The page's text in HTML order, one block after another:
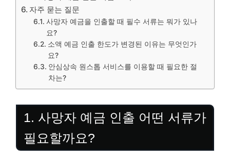
자주 묻는 질문
사망자 예금을 인출할 때 필수 서류는 뭐가 있나
요?
소액 예금 인출 한도가 변경된 이유는 무엇인가
요?
안심상속 원스톱 서비스를 이용할 때 필요한 절
차는?
1. 사망자 예금 인출 어떤 서류가
필요할까요?